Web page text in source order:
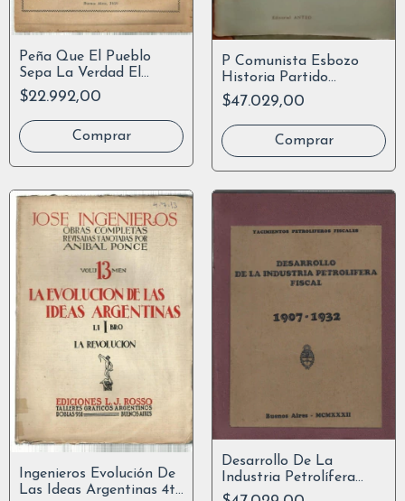
Peña Que El Pueblo
Sepa La Verdad El
Decreto Anticomunista
$22.992,00
P Comunista Esbozo
Historia Partido
Comunista Argentino
1948
$47.029,00
Ingenieros Evolución De
Las Ideas Argentinas 4t
Desarrollo De La
Industria Petrolífera
Fiscal. 1907 A 1932.